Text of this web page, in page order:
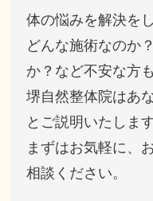
体の悩みを解決を
どんな施術なのか
か？など不安な方
堺自然整体院はあ
とご説明いたします
まずはお気軽に、
相談ください。